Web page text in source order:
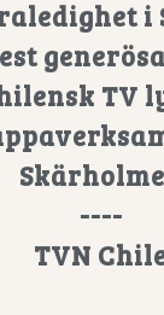
i
TV
----
TVN